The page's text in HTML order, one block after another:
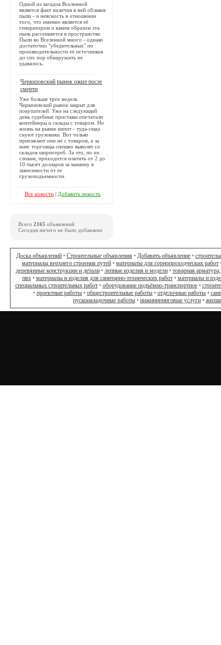
Одной из загадок Вселенной
является факт наличия в ней облаков
пыли - и неясность в отношении
того, что именно является её
генератором и каким образом эта
пыль рассеивается в пространстве.
Пыли во Вселенной много - однако
достаточно "убедительных" по
производительности её источников
до сих пор обнаружить не
удавалось.
Черкизовский рынок ожил после
смерти
Уже больше трех недель
Черкизовский рынок закрыт для
покупателей. Уже на следующий
день судебные приставы опечатали
контейнеры и склады с товаром. Но
жизнь на рынке кипит - туда-сюда
снуют грузовики. Вот только
приезжают они не с товаром, а за
ним: торговцы спешно вывозят со
складов ширпотреб. За это, по их
словам, приходится платить от 2 до
10 тысяч долларов за машину в
зависимости от ее
грузоподъемности.
Все новости| Добавить новость
Всего 2165 объявлений
Сегодня ничего не было добавлено
Доска объявлений • Строительные объявления • Добавить объявление •
материалы верхнего строения путей • материалы для горнопроходческих работ
деревянные конструкции и детали• лепные изделия и модели• товарная
пвх• материалы и изделия для санитарно-технических работ• материалы и
специальных строительных работ• оборудование подъёмно-транспортное•
• проектные работы • общестроительные работы • отделочные работы •
пусконаладочные работы • инжиниринговые услуги •